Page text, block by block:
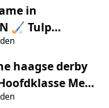
in
🏑 Tulp
Highlights
haagse derby
Men